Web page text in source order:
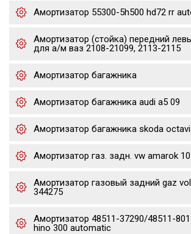
Амортизатор 55300-5h500 hd72 rr
Амортизатор (стойка) передний
для а/м ваз 2108-21099, 2113-2115
Амортизатор багажника
Амортизатор багажника audi a5 09
Амортизатор багажника skoda
Амортизатор газ. задн. vw amarok
Амортизатор газовый задний gaz
344275
Амортизатор 48511-37290/48511-
hino 300 automatic